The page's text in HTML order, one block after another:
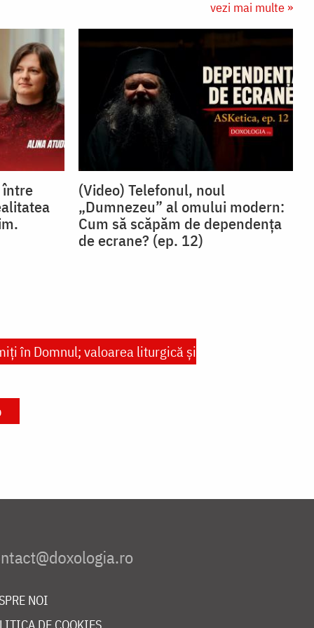
vezi mai multe »
între
(Video) Telefonul, noul
„Dumnezeu” al omului modern:
Cum să scăpăm de dependența
de ecrane? (ep. 12)
în Domnul; valoarea liturgică şi
NOI
DE COOKIES